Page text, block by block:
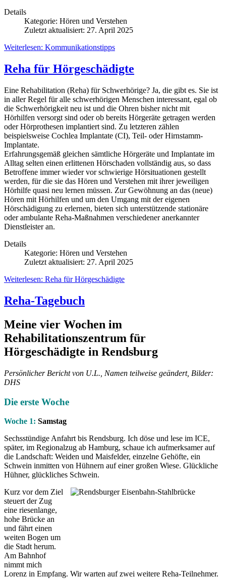
Details
Kategorie: Hören und Verstehen
Zuletzt aktualisiert: 27. April 2025
Weiterlesen: Kommunikationstipps
Reha für Hörgeschädigte
Eine Rehabilitation (Reha) für Schwerhörige? Ja, die gibt es. Sie ist
in aller Regel für alle schwerhörigen Menschen interessant, egal ob
die Schwerhörigkeit neu ist und die Ohren bisher nicht mit
Hörhilfen versorgt sind oder ob bereits Hörgeräte getragen werden
oder Hörprothesen implantiert sind. Zu letzteren zählen
beispielsweise Cochlea Implantate (CI), Teil- oder Hirnstamm-
Implantate.
Erfahrungsgemäß gleichen sämtliche Hörgeräte und Implantate im
Alltag selten einen erlittenen Hörschaden vollständig aus, so dass
Betroffene immer wieder vor schwierige Hörsituationen gestellt
werden, für die sie das Hören und Verstehen mit ihrer jeweiligen
Hörhilfe quasi neu lernen müssen. Zur Gewöhnung an das (neue)
Hören mit Hörhilfen und um den Umgang mit der eigenen
Hörschädigung zu erlernen, bieten sich unterstützende stationäre
oder ambulante Reha-Maßnahmen verschiedener anerkannter
Dienstleister an.
Details
Kategorie: Hören und Verstehen
Zuletzt aktualisiert: 27. April 2025
Weiterlesen: Reha für Hörgeschädigte
Reha-Tagebuch
Meine vier Wochen im
Rehabilitationszentrum für
Hörgeschädigte in Rendsburg
Persönlicher Bericht von U.L., Namen teilweise geändert, Bilder:
DHS
Die erste Woche
Woche 1: Samstag
Sechsstündige Anfahrt bis Rendsburg. Ich döse und lese im ICE,
später, im Regionalzug ab Hamburg, schaue ich aufmerksamer auf
die Landschaft: Weiden und Maisfelder, einzelne Gehöfte, ein
Schwein inmitten von Hühnern auf einer großen Wiese. Glückliche
Hühner, glückliches Schwein.
Kurz vor dem Ziel
steuert der Zug
eine riesenlange,
hohe Brücke an
und fährt einen
weiten Bogen um
die Stadt herum.
Am Bahnhof
nimmt mich
Lorenz in Empfang. Wir warten auf zwei weitere Reha-Teilnehmer.